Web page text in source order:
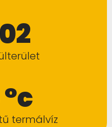
termálvíz